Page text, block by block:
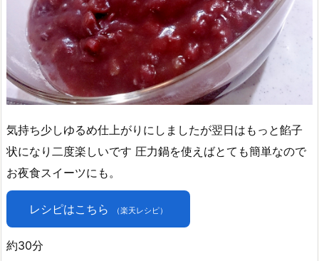
気持ち少しゆるめ仕上がりにしましたが翌日はもっと餡子
状になり二度楽しいです 圧力鍋を使えばとても簡単なので
お夜食スイーツにも。
レシピはこちら （楽天レシピ）
約30分